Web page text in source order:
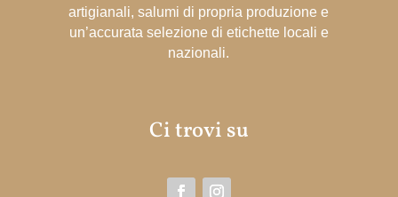
artigianali, salumi di propria produzione e
un’accurata selezione di etichette locali e
nazionali.
Ci trovi su